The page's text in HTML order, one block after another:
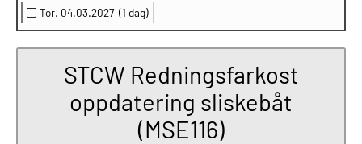
Tor. 04.03.2027 (1 dag)
STCW Redningsfarkost
oppdatering sliskebåt
(MSE116)